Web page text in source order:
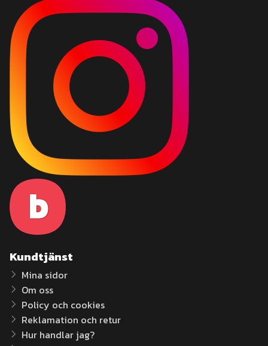
Kundtjänst
Mina sidor
Om oss
Policy och cookies
Reklamation och retur
Hur handlar jag?